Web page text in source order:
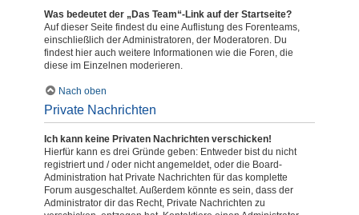
Was bedeutet der „Das Team“-Link auf der Startseite?
Auf dieser Seite findest du eine Auflistung des Forenteams,
einschließlich der Administratoren, der Moderatoren. Du
findest hier auch weitere Informationen wie die Foren, die
diese im Einzelnen moderieren.
Nach oben
Private Nachrichten
Ich kann keine Privaten Nachrichten verschicken!
Hierfür kann es drei Gründe geben: Entweder bist du nicht
registriert und / oder nicht angemeldet, oder die Board-
Administration hat Private Nachrichten für das komplette
Forum ausgeschaltet. Außerdem könnte es sein, dass der
Administrator dir das Recht, Private Nachrichten zu